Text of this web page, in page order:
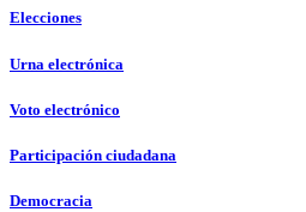
Elecciones
Urna electrónica
Voto electrónico
Participación ciudadana
Democracia